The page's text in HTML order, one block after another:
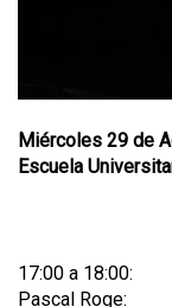
Miércoles 29 de
Escuela
17:00 a 18:00:
Pascal Roge: